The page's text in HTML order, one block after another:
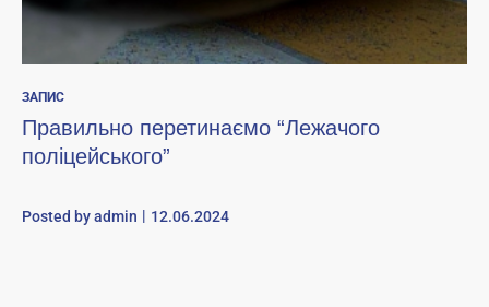
ЗАПИС
Правильно перетинаємо “Лежачого
поліцейського”
Posted byadmin 12.06.2024